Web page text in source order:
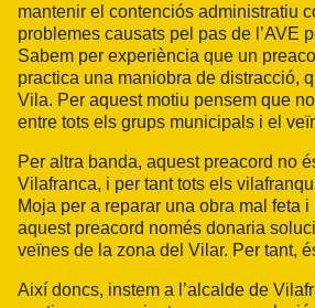
mantenir el contenciós administratiu
problemes causats pel pas de l’AVE
Sabem per experiència que un
practica una maniobra de distracció,
Vila. Per aquest motiu pensem que
entre tots els grups municipals i el
Per altra banda, aquest preacord no
Vilafranca, i per tant tots els
Moja per a reparar una obra mal feta
aquest preacord només donaria
veïnes de la zona del Vilar. Per tant,
Així doncs, instem a l’alcalde de